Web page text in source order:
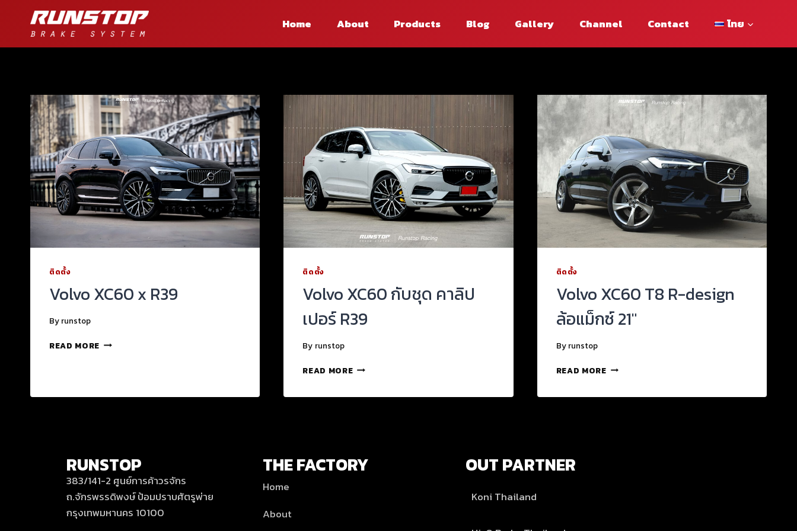
Home About Products Blog Gallery Channel Contact ไทย
ติดตั้ง
Volvo XC60 x R39
By runstop
READ MORE
ติดตั้ง
Volvo XC60 กับชุด คาลิป
เปอร์​ R39
By runstop
READ MORE
ติดตั้ง
Volvo XC60 T8 R-design
ล้อแม็กซ์ 21″
By runstop
READ MORE
RUNSTOP
383/141-2 ศูนย์การค้าวรจักร
ถ.จักรพรรดิพงษ์ ป้อมปราบศัตรูพ่าย
กรุงเทพมหานคร 10100
THE FACTORY
Home
About
OUT PARTNER
Koni Thailand